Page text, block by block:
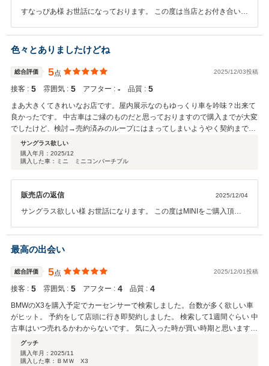
すなっぴあ様 お世話になっております。 この度は当店とお付き合い頂
て頂きますので、ご安心下さいませ。 また操作方法などご質問御座い
ましたら、いつでもお気軽にご連絡下さい！！ 引き続き、宜しくお願
い申し上げます。
色々とありましたけどね
総合評価 5点 2025/12/03投稿
接客 : 5 雰囲気 : 5 アフター : ‐ 品質 : 5
まあ大きくてきれいなお店です。屋内展示なのもゆっくり車を吟味？出来て
良かったです。 中古車はご縁のものだと思っておりますので購入までが大変
でしたけど、検討→売約済みのループにはまってしまいようやく契約までこ
ぎつけました。担当セールスさんも右往左往していただいてとても頼もしか
ったです。
サングラス欲しい
購入年月： 2025/12
購入した車：ミニ ミニコンバーチブル
販売店の返信 2025/12/04
サングラス欲しい様 お世話になります。 この度はMINIをご購入頂き
で協力してようやく辿り着いたお車です。 貴重なお時間を頂きまして
本当に有難う御座いました！ しっかりとご準備させて頂きますので、
す。
最高の出会い
総合評価 5点 2025/12/01投稿
接客 : 5 雰囲気 : 5 アフター : 4 品質 : 4
BMWのX3を購入予定でカーセンサーで検索しました。台数が多く欲しい車
がヒット。 予約をして店頭に行き即契約しました。 検索して1週間ぐらい 中
古車はいつ売れるかわからないです。 気に入った時が買い時期と思います。
カーセンサーに感謝です。
グッチ
購入年月： 2025/11
購入した車：ＢＭＷ X3